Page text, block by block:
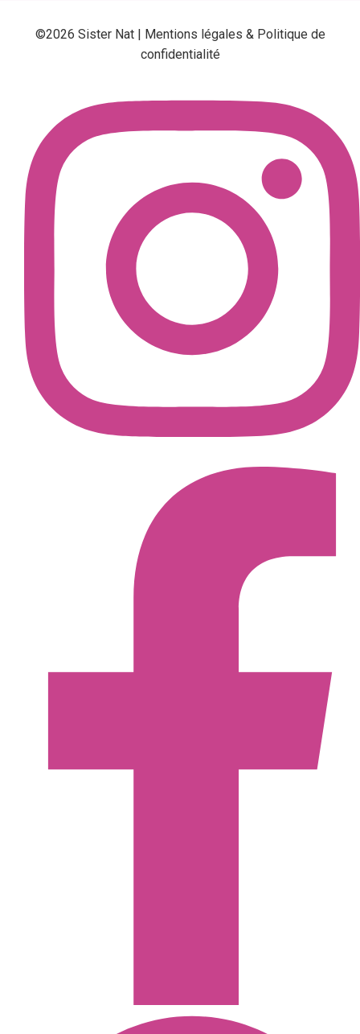
©2026 Sister Nat |
Mentions légales & Politique de
confidentialité